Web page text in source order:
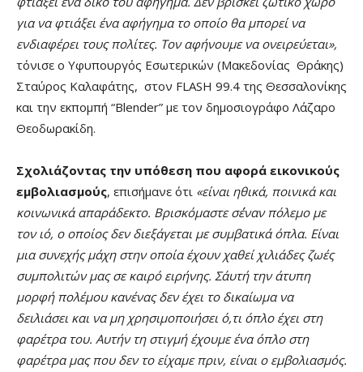
για να φτιάξει ένα αφήγημα το οποίο θα μπορεί να
ενδιαφέρει τους πολίτες. Τον αφήνουμε να ονειρεύεται»,
τόνισε ο Υφυπουργός Εσωτερικών (Μακεδονίας Θράκης)
Σταύρος Καλαφάτης, στον FLASH 99.4 της Θεσσαλονίκης
και την εκπομπή “Blender” με τον δημοσιογράφο Λάζαρο
Θεοδωρακίδη.
Σχολιάζοντας την υπόθεση που αφορά εικονικούς
εμβολιασμούς, επισήμανε ότι «είναι ηθικά, ποινικά και
κοινωνικά απαράδεκτο. Βρισκόμαστε σ΄έναν πόλεμο με
τον ιό, ο οποίος δεν διεξάγεται με συμβατικά όπλα. Είναι
μια συνεχής μάχη στην οποία έχουν χαθεί χιλιάδες ζωές
συμπολιτών μας σε καιρό ειρήνης. Σ΄αυτή την άτυπη
μορφή πολέμου κανένας δεν έχει το δικαίωμα να
δειλιάσει και να μη χρησιμοποιήσει ό,τι όπλο έχει στη
φαρέτρα του. Αυτήν τη στιγμή έχουμε ένα όπλο στη
φαρέτρα μας που δεν το είχαμε πριν, είναι ο εμβολιασμός.